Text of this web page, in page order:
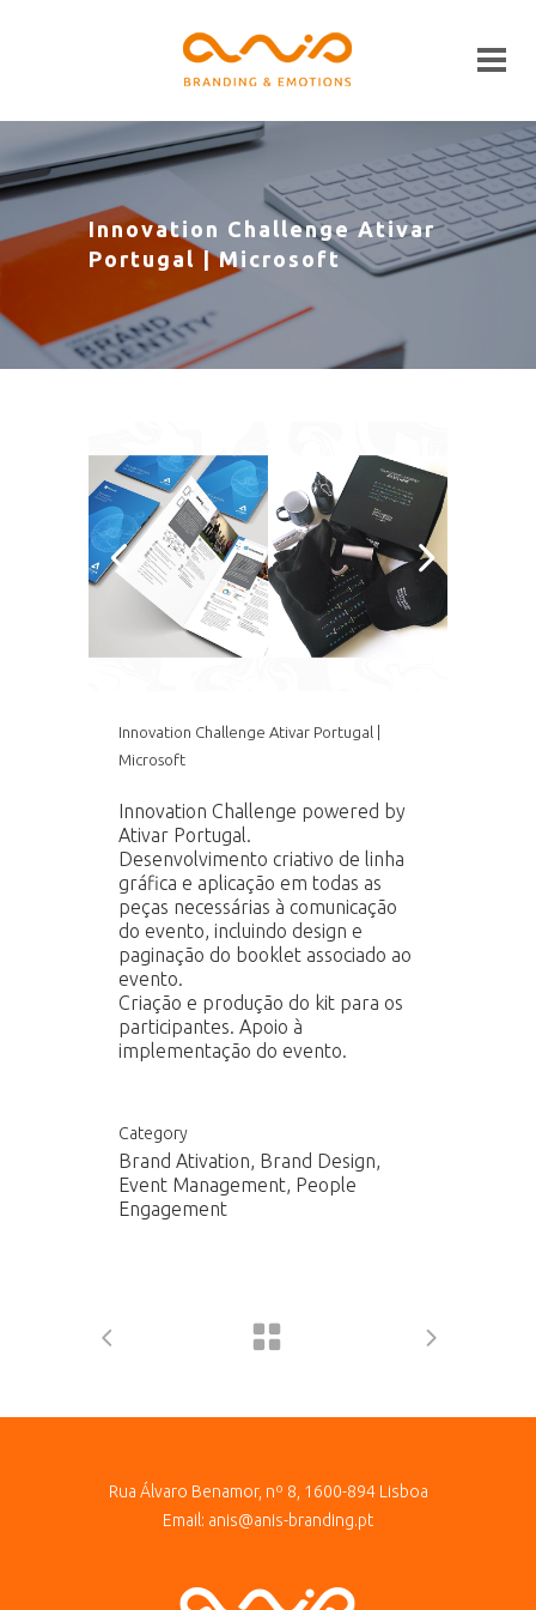
Innovation Challenge Ativar
Portugal | Microsoft
Innovation Challenge Ativar Portugal |
Microsoft
Innovation Challenge powered by
Ativar Portugal.
Desenvolvimento criativo de linha
gráfica e aplicação em todas as
peças necessárias à comunicação
do evento, incluindo design e
paginação do booklet associado ao
evento.
Criação e produção do kit para os
participantes. Apoio à
implementação do evento.
Category
Brand Ativation, Brand Design,
Event Management, People
Engagement
Rua Álvaro Benamor, nº 8, 1600-894 Lisboa
Email: anis@anis-branding.pt